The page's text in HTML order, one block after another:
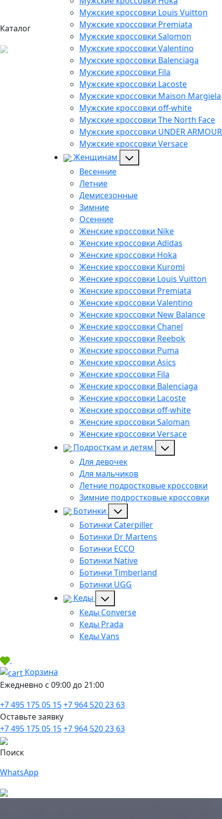
Каталог
Мужские кроссовки Louis Vuitton
Мужские кроссовки Premiata
Мужские кроссовки Salomon
Мужские кроссовки Valentino
Мужские кроссовки Balenciaga
Мужские кроссовки Fila
Мужские кроссовки Lacoste
Мужские кроссовки Maison Margiela
Мужские кроссовки off-white
Мужские кроссовки The North Face
Мужские кроссовки UNDER ARMOUR
Мужские кроссовки Versace
Женщинам
Весенние
Летние
Демисезонные
Зимние
Осенние
Женские кроссовки Nike
Женские кроссовки Adidas
Женские кроссовки Hoka
Женские кроссовки Kuromi
Женские кроссовки Louis Vuitton
Женские кроссовки Premiata
Женские кроссовки Valentino
Женские кроссовки New Balance
Женские кроссовки Chanel
Женские кроссовки Reebok
Женские кроссовки Puma
Женские кроссовки Asics
Женские кроссовки Fila
Женские кроссовки Balenciaga
Женские кроссовки Lacoste
Женские кроссовки off-white
Женские кроссовки Saloman
Женские кроссовки Versace
Подросткам и детям
Для девочек
Для мальчиков
Летние подростковые кроссовки
Зимние подростковые кроссовки
Ботинки
Ботинки Caterpiller
Ботинки Dr Martens
Ботинки ECCO
Ботинки Native
Ботинки Timberland
Ботинки UGG
Кеды
Кеды Converse
Кеды Prada
Кеды Vans
Корзина
Ежедневно с 09:00 до 21:00
+7 495 175 05 15+7 964 520 23 63
Оставьте заявку
+7 495 175 05 15+7 964 520 23 63
Поиск
WhatsApp